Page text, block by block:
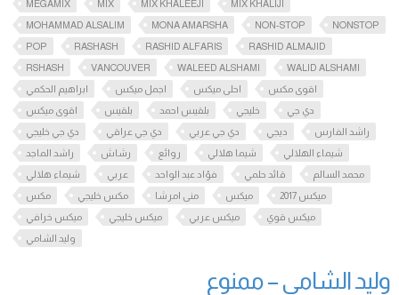
MEGAMIX MIX MIX KHALEEJI
MIX KHALIJI
MOHAMMAD ALSALIM
MONA AMARSHA NON-STOP
NONSTOP
POP
RASHASH RASHID ALFARIS
RASHID ALMAJID
RSHASH
VANCOUVER WALEED ALSHAMI
WALID ALSHAMI
ابراهيم الحكمي
اجمل ميكس احلى ميكس
اقوى مكس
اقوى ميكس
بلقيس بلقيس احمد خليجي
دي جي
دي جي خليجي
دي جي عراقي دي جي عربي ديجي
راشد الفارس
راشد الماجد
رشاش روائع شيما هلالي
شيماء الهلالي
شيماء هلالي
عربي فؤاد عبد الواحد قائد حلمي
محمد السالم
مكس
مكس خليجي منى امرشا ميكس
ميكس 2017
ميكس خرافي
ميكس خليجي ميكس عربي
ميكس قوي
وليد الشامي
وليد الشامي – ممنوع